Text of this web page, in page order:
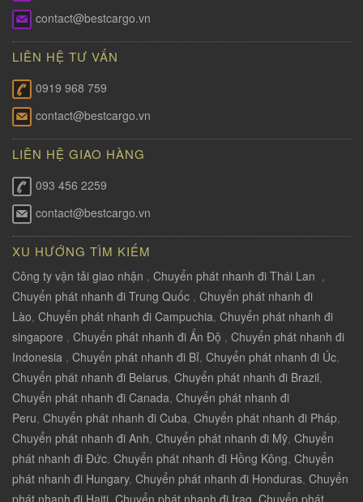
contact@bestcargo.vn
LIÊN HỆ TƯ VẤN
0919 968 759
contact@bestcargo.vn
LIÊN HỆ GIAO HÀNG
093 456 2259
contact@bestcargo.vn
XU HƯỚNG TÌM KIẾM
Công ty vận tải giao nhận , Chuyển phát nhanh đi Thái Lan ,
Chuyển phát nhanh đi Trung Quốc , Chuyển phát nhanh đi
Lào, Chuyển phát nhanh đi Campuchia, Chuyển phát nhanh đi
singapore , Chuyển phát nhanh đi Ấn Độ , Chuyển phát nhanh đi
Indonesia , Chuyển phát nhanh đi Bỉ, Chuyển phát nhanh đi Úc,
Chuyển phát nhanh đi Belarus, Chuyển phát nhanh đi Brazil,
Chuyển phát nhanh đi Canada, Chuyển phát nhanh đi
Peru, Chuyển phát nhanh đi Cuba, Chuyển phát nhanh đi Pháp,
Chuyển phát nhanh đi Anh, Chuyển phát nhanh đi Mỹ, Chuyển
phát nhanh đi Đức, Chuyển phát nhanh đi Hồng Kông, Chuyển
phát nhanh đi Hungary, Chuyển phát nhanh đi Honduras, Chuyển